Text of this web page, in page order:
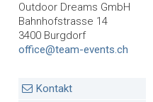
Outdoor Dreams GmbH
Bahnhofstrasse 14
3400 Burgdorf
office@team-events.ch
Kontakt